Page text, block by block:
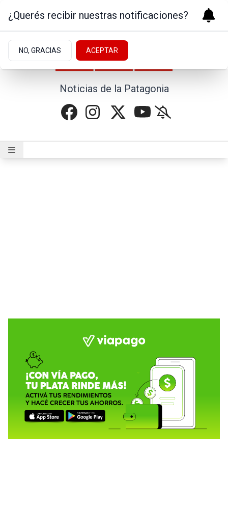
Noticias de la Patagonia
¿Querés recibir nuestras notificaciones?
NO, GRACIAS ACEPTAR